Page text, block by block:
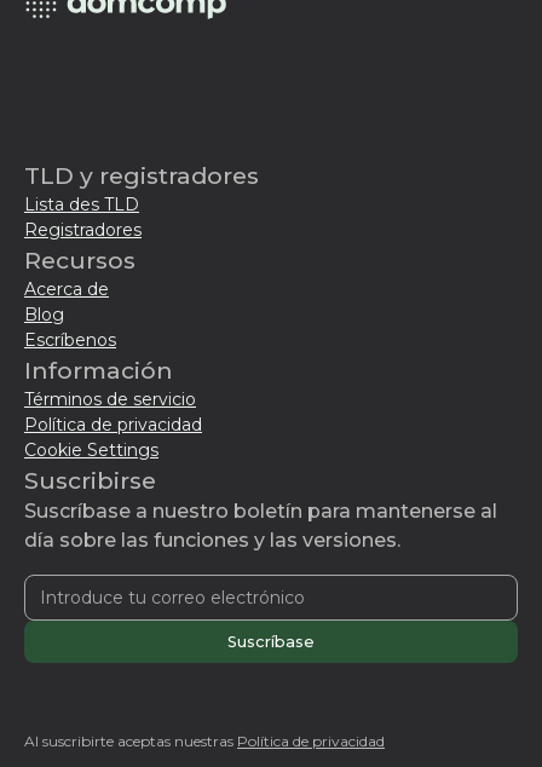
TLD y registradores
Lista des TLD
Registradores
Recursos
Acerca de
Blog
Escríbenos
Información
Términos de servicio
Política de privacidad
Cookie Settings
Suscribirse
Suscríbase a nuestro boletín para mantenerse al
día sobre las funciones y las versiones.
Al suscribirte aceptas nuestras Política de privacidad